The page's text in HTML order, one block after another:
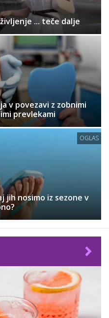
... teče dalje
v povezavi z zobnimi
prevlekami
OGLAS
jih nosimo iz sezone v